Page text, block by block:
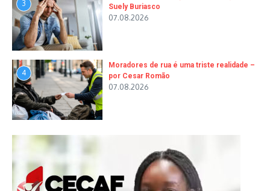
3
Suely Buriasco
07.08.2026
4
Moradores de rua é uma triste realidade –
por Cesar Romão
07.08.2026